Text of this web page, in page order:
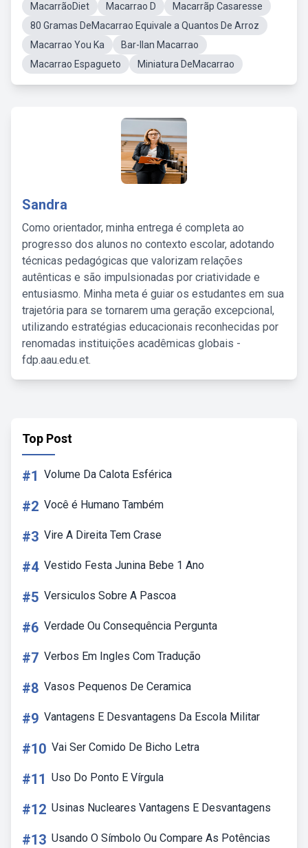
MacarrãoDiet
Macarrao D
Macarrãp Casaresse
80 Gramas DeMacarrao Equivale a Quantos De Arroz
Macarrao You Ka
Bar-Ilan Macarrao
Macarrao Espagueto
Miniatura DeMacarrao
Sandra
Como orientador, minha entrega é completa ao
progresso dos alunos no contexto escolar, adotando
técnicas pedagógicas que valorizam relações
autênticas e são impulsionadas por criatividade e
entusiasmo. Minha meta é guiar os estudantes em sua
trajetória para se tornarem uma geração excepcional,
utilizando estratégias educacionais reconhecidas por
renomadas instituições acadêmicas globais -
fdp.aau.edu.et.
Top Post
#1 Volume Da Calota Esférica
#2 Você é Humano Também
#3 Vire A Direita Tem Crase
#4 Vestido Festa Junina Bebe 1 Ano
#5 Versiculos Sobre A Pascoa
#6 Verdade Ou Consequência Pergunta
#7 Verbos Em Ingles Com Tradução
#8 Vasos Pequenos De Ceramica
#9 Vantagens E Desvantagens Da Escola Militar
#10 Vai Ser Comido De Bicho Letra
#11 Uso Do Ponto E Vírgula
#12 Usinas Nucleares Vantagens E Desvantagens
#13 Usando O Símbolo Ou Compare As Potências